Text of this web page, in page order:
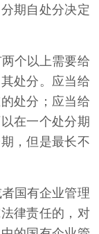
期自处分决定
个以上需要给
处分。应当给
处分；应当给
在一个处分期
，但是最长不
国有企业管理
律责任的，对